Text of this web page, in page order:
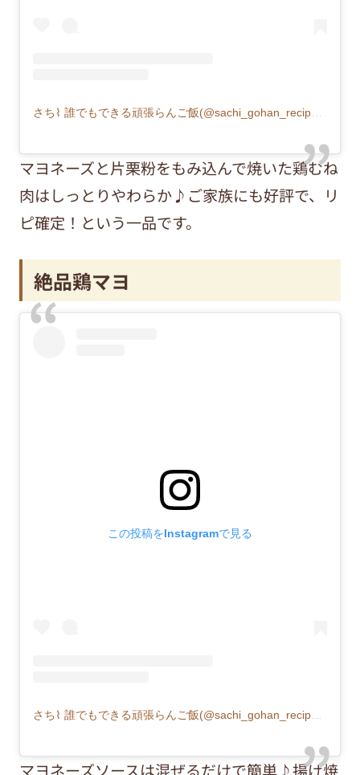
さち⌇ 誰でもできる頑張らんご飯(@sachi_gohan_recipe)がシェアした投稿
マヨネーズと片栗粉をもみ込んで焼いた鶏むね
肉はしっとりやわらか♪ご家族にも好評で、リ
ピ確定！という一品です。
絶品鶏マヨ
この投稿をInstagramで見る
さち⌇ 誰でもできる頑張らんご飯(@sachi_gohan_recipe)がシェアした投稿
マヨネーズソースは混ぜるだけで簡単♪揚げ焼